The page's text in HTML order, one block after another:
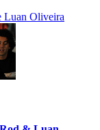
Luan Oliveira